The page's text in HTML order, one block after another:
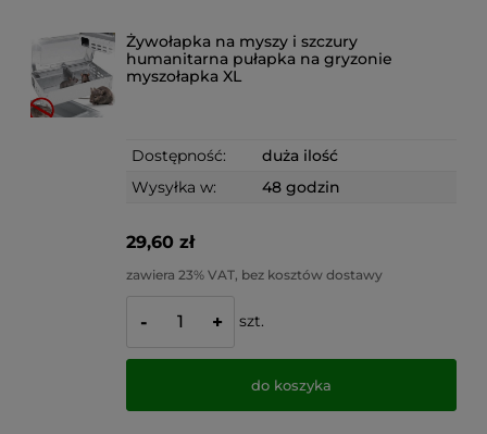
Żywołapka na myszy i szczury
humanitarna pułapka na gryzonie
myszołapka XL
Dostępność:
duża ilość
Wysyłka w:
48 godzin
29,60 zł
zawiera 23% VAT, bez kosztów dostawy
- + szt.
do koszyka